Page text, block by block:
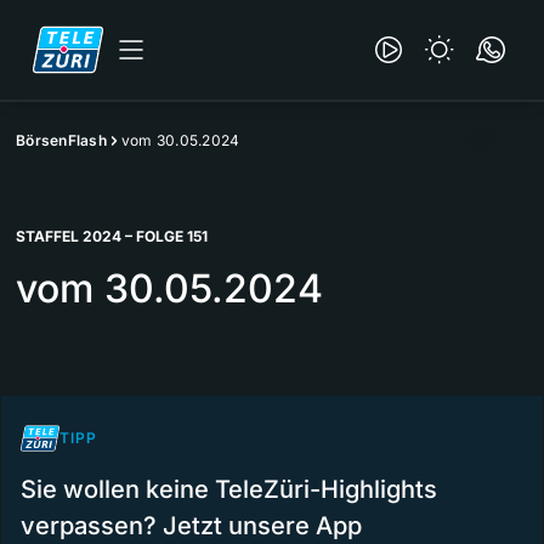
BörsenFlash vom 30.05.2024
STAFFEL 2024 – FOLGE 151
vom 30.05.2024
TIPP
Sie wollen keine TeleZüri-Highlights
verpassen? Jetzt unsere App